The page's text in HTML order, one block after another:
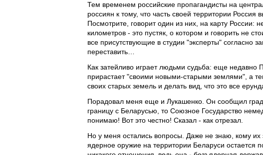
Тем временем российские пропагандисты на
россиян к тому, что часть своей территории Россия
Посмотрите, говорит один из них, на карту России:
километров - это пустяк, о котором и говорить не
все присутствующие в студии "эксперты" согласно
переставить…
Как затейливо играет людьми судьба: еще недавно
прирастает "своими новыми-старыми землями", а
своих старых земель и делать вид, что это все
Порадовал меня еще и Лукашенко. Он сообщил
границу с Беларусью, то Союзное Государство
понимаю! Вот это честно! Сказал - как отрезал.
Но у меня остались вопросы. Даже не знаю, кому их
ядерное оружие на территории Беларуси остается